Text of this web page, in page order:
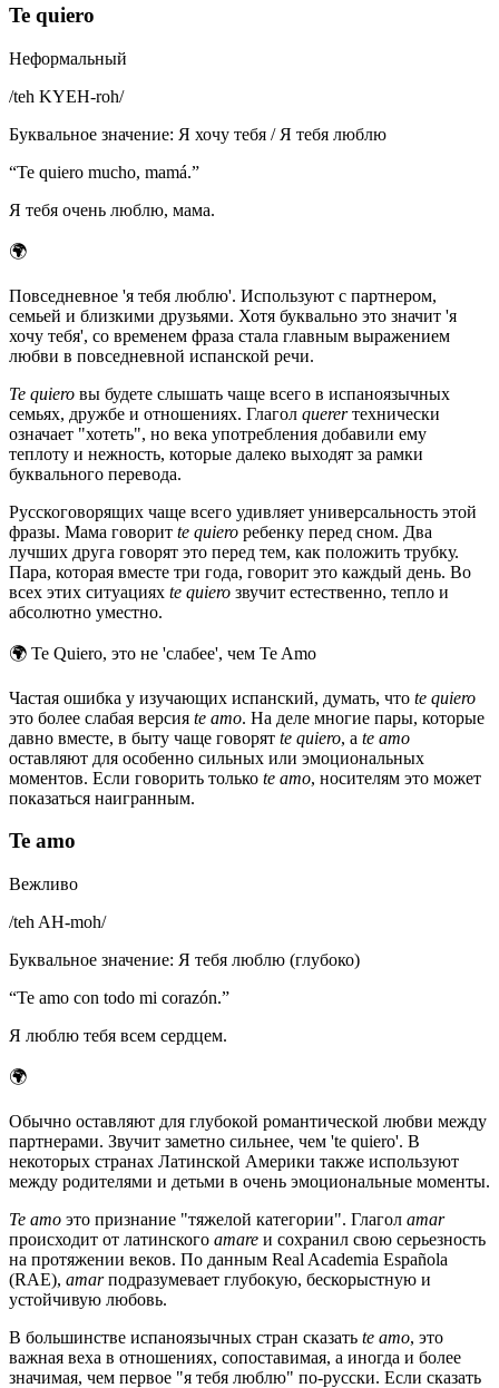
Te quiero
Неформальный
/teh KYEH-roh/
Буквальное значение: Я хочу тебя / Я тебя люблю
“Te quiero mucho, mamá.”
Я тебя очень люблю, мама.
🌍
Повседневное 'я тебя люблю'. Используют с партнером,
семьей и близкими друзьями. Хотя буквально это значит 'я
хочу тебя', со временем фраза стала главным выражением
любви в повседневной испанской речи.
Te quiero вы будете слышать чаще всего в испаноязычных
семьях, дружбе и отношениях. Глагол quererтехнически
означает "хотеть", но века употребления добавили ему
теплоту и нежность, которые далеко выходят за рамки
буквального перевода.
Русскоговорящих чаще всего удивляет универсальность этой
фразы. Мама говорит te quiero ребенку перед сном. Два
лучших друга говорят это перед тем, как положить трубку.
Пара, которая вместе три года, говорит это каждый день. Во
всех этих ситуациях te quiero звучит естественно, тепло и
абсолютно уместно.
🌍 Te Quiero, это не 'слабее', чем Te Amo
Частая ошибка у изучающих испанский, думать, что te quiero
это более слабая версия te amo. На деле многие пары, которые
давно вместе, в быту чаще говорят te quiero, а te amo
оставляют для особенно сильных или эмоциональных
моментов. Если говорить только te amo, носителям это может
показаться наигранным.
Te amo
Вежливо
/teh AH-moh/
Буквальное значение: Я тебя люблю (глубоко)
“Te amo con todo mi corazón.”
Я люблю тебя всем сердцем.
🌍
Обычно оставляют для глубокой романтической любви между
партнерами. Звучит заметно сильнее, чем 'te quiero'. В
некоторых странах Латинской Америки также используют
между родителями и детьми в очень эмоциональные моменты.
Te amo это признание "тяжелой категории". Глагол amar
происходит от латинского amare и сохранил свою серьезность
на протяжении веков. По данным Real Academia Española
(RAE), amarподразумевает глубокую, бескорыстную и
устойчивую любовь.
В большинстве испаноязычных стран сказать te amo, это
важная веха в отношениях, сопоставимая, а иногда и более
значимая, чем первое "я тебя люблю" по-русски. Если сказать